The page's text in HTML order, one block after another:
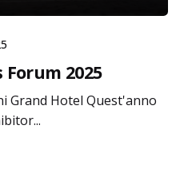
2025
Grand Hotel Quest'anno